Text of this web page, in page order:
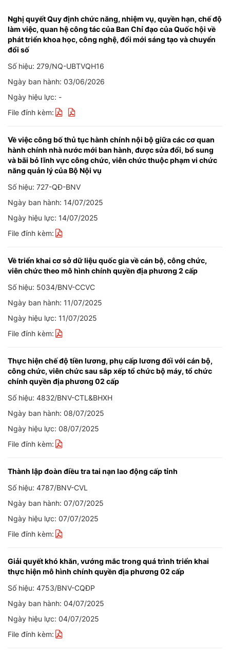
Nghị quyết Quy định chức năng, nhiệm vụ, quyền hạn, chế độ
làm việc, quan hệ công tác của Ban Chỉ đạo của Quốc hội về
phát triển khoa học, công nghệ, đổi mới sáng tạo và chuyển
đổi số
Số hiệu: 279/NQ-UBTVQH16
Ngày ban hành: 03/06/2026
Ngày hiệu lực: -
File đính kèm:
Về việc công bố thủ tục hành chính nội bộ giữa các cơ quan
hành chính nhà nước mới ban hành, được sửa đổi, bổ sung
và bãi bỏ lĩnh vực công chức, viên chức thuộc phạm vi chức
năng quản lý của Bộ Nội vụ
Số hiệu: 727-QĐ-BNV
Ngày ban hành: 14/07/2025
Ngày hiệu lực: 14/07/2025
File đính kèm:
Về triển khai cơ sở dữ liệu quốc gia về cán bộ, công chức,
viên chức theo mô hình chính quyền địa phương 2 cấp
Số hiệu: 5034/BNV-CCVC
Ngày ban hành: 11/07/2025
Ngày hiệu lực: 11/07/2025
File đính kèm:
Thực hiện chế độ tiền lương, phụ cấp lương đối với cán bộ,
công chức, viên chức sau sắp xếp tổ chức bộ máy, tổ chức
chính quyền địa phương 02 cấp
Số hiệu: 4832/BNV-CTL&BHXH
Ngày ban hành: 08/07/2025
Ngày hiệu lực: 08/07/2025
File đính kèm:
Thành lập đoàn điều tra tai nạn lao động cấp tỉnh
Số hiệu: 4787/BNV-CVL
Ngày ban hành: 07/07/2025
Ngày hiệu lực: 07/07/2025
File đính kèm:
Giải quyết khó khăn, vướng mắc trong quá trình triển khai
thực hiện mô hình chính quyền địa phương 02 cấp
Số hiệu: 4753/BNV-CQĐP
Ngày ban hành: 04/07/2025
Ngày hiệu lực: 04/07/2025
File đính kèm: